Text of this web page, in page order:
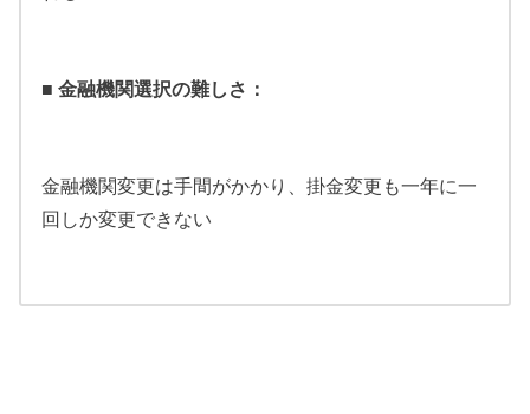
■ 金融機関選択の難しさ：
金融機関変更は手間がかかり、掛金変更も一年に一
回しか変更できない